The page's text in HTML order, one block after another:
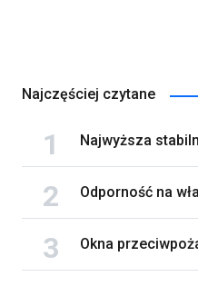
Najczęściej czytane
Najwyższa
Odporność na
Okna